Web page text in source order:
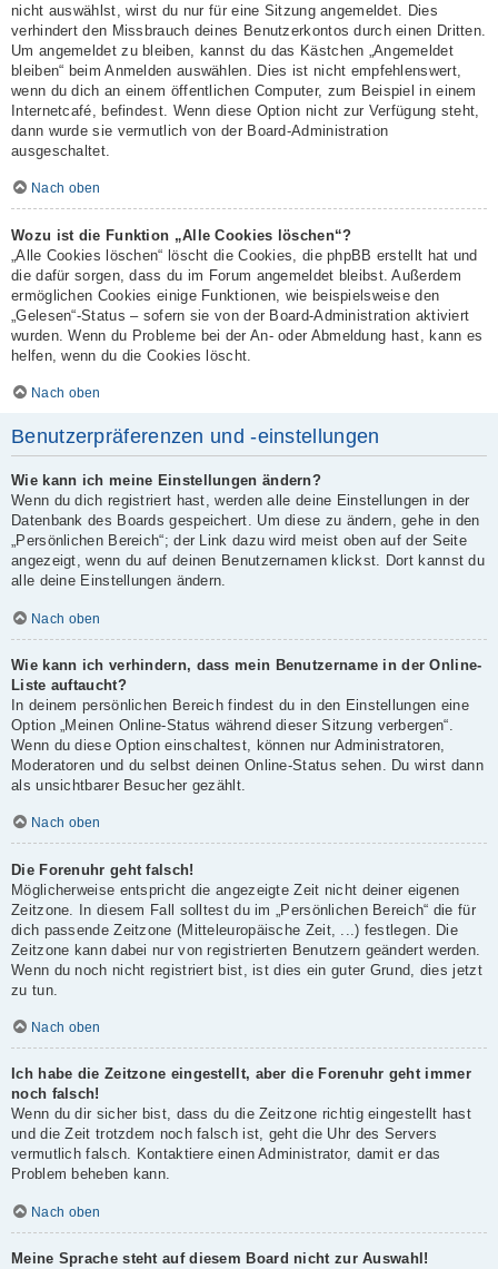
nicht auswählst, wirst du nur für eine Sitzung angemeldet. Dies
verhindert den Missbrauch deines Benutzerkontos durch einen Dritten.
Um angemeldet zu bleiben, kannst du das Kästchen „Angemeldet
bleiben“ beim Anmelden auswählen. Dies ist nicht empfehlenswert,
wenn du dich an einem öffentlichen Computer, zum Beispiel in einem
Internetcafé, befindest. Wenn diese Option nicht zur Verfügung steht,
dann wurde sie vermutlich von der Board-Administration
ausgeschaltet.
Nach oben
Wozu ist die Funktion „Alle Cookies löschen“?
„Alle Cookies löschen“ löscht die Cookies, die phpBB erstellt hat und
die dafür sorgen, dass du im Forum angemeldet bleibst. Außerdem
ermöglichen Cookies einige Funktionen, wie beispielsweise den
„Gelesen“-Status – sofern sie von der Board-Administration aktiviert
wurden. Wenn du Probleme bei der An- oder Abmeldung hast, kann es
helfen, wenn du die Cookies löscht.
Nach oben
Benutzerpräferenzen und -einstellungen
Wie kann ich meine Einstellungen ändern?
Wenn du dich registriert hast, werden alle deine Einstellungen in der
Datenbank des Boards gespeichert. Um diese zu ändern, gehe in den
„Persönlichen Bereich“; der Link dazu wird meist oben auf der Seite
angezeigt, wenn du auf deinen Benutzernamen klickst. Dort kannst du
alle deine Einstellungen ändern.
Nach oben
Wie kann ich verhindern, dass mein Benutzername in der Online-
Liste auftaucht?
In deinem persönlichen Bereich findest du in den Einstellungen eine
Option „Meinen Online-Status während dieser Sitzung verbergen“.
Wenn du diese Option einschaltest, können nur Administratoren,
Moderatoren und du selbst deinen Online-Status sehen. Du wirst dann
als unsichtbarer Besucher gezählt.
Nach oben
Die Forenuhr geht falsch!
Möglicherweise entspricht die angezeigte Zeit nicht deiner eigenen
Zeitzone. In diesem Fall solltest du im „Persönlichen Bereich“ die für
dich passende Zeitzone (Mitteleuropäische Zeit, ...) festlegen. Die
Zeitzone kann dabei nur von registrierten Benutzern geändert werden.
Wenn du noch nicht registriert bist, ist dies ein guter Grund, dies jetzt
zu tun.
Nach oben
Ich habe die Zeitzone eingestellt, aber die Forenuhr geht immer
noch falsch!
Wenn du dir sicher bist, dass du die Zeitzone richtig eingestellt hast
und die Zeit trotzdem noch falsch ist, geht die Uhr des Servers
vermutlich falsch. Kontaktiere einen Administrator, damit er das
Problem beheben kann.
Nach oben
Meine Sprache steht auf diesem Board nicht zur Auswahl!